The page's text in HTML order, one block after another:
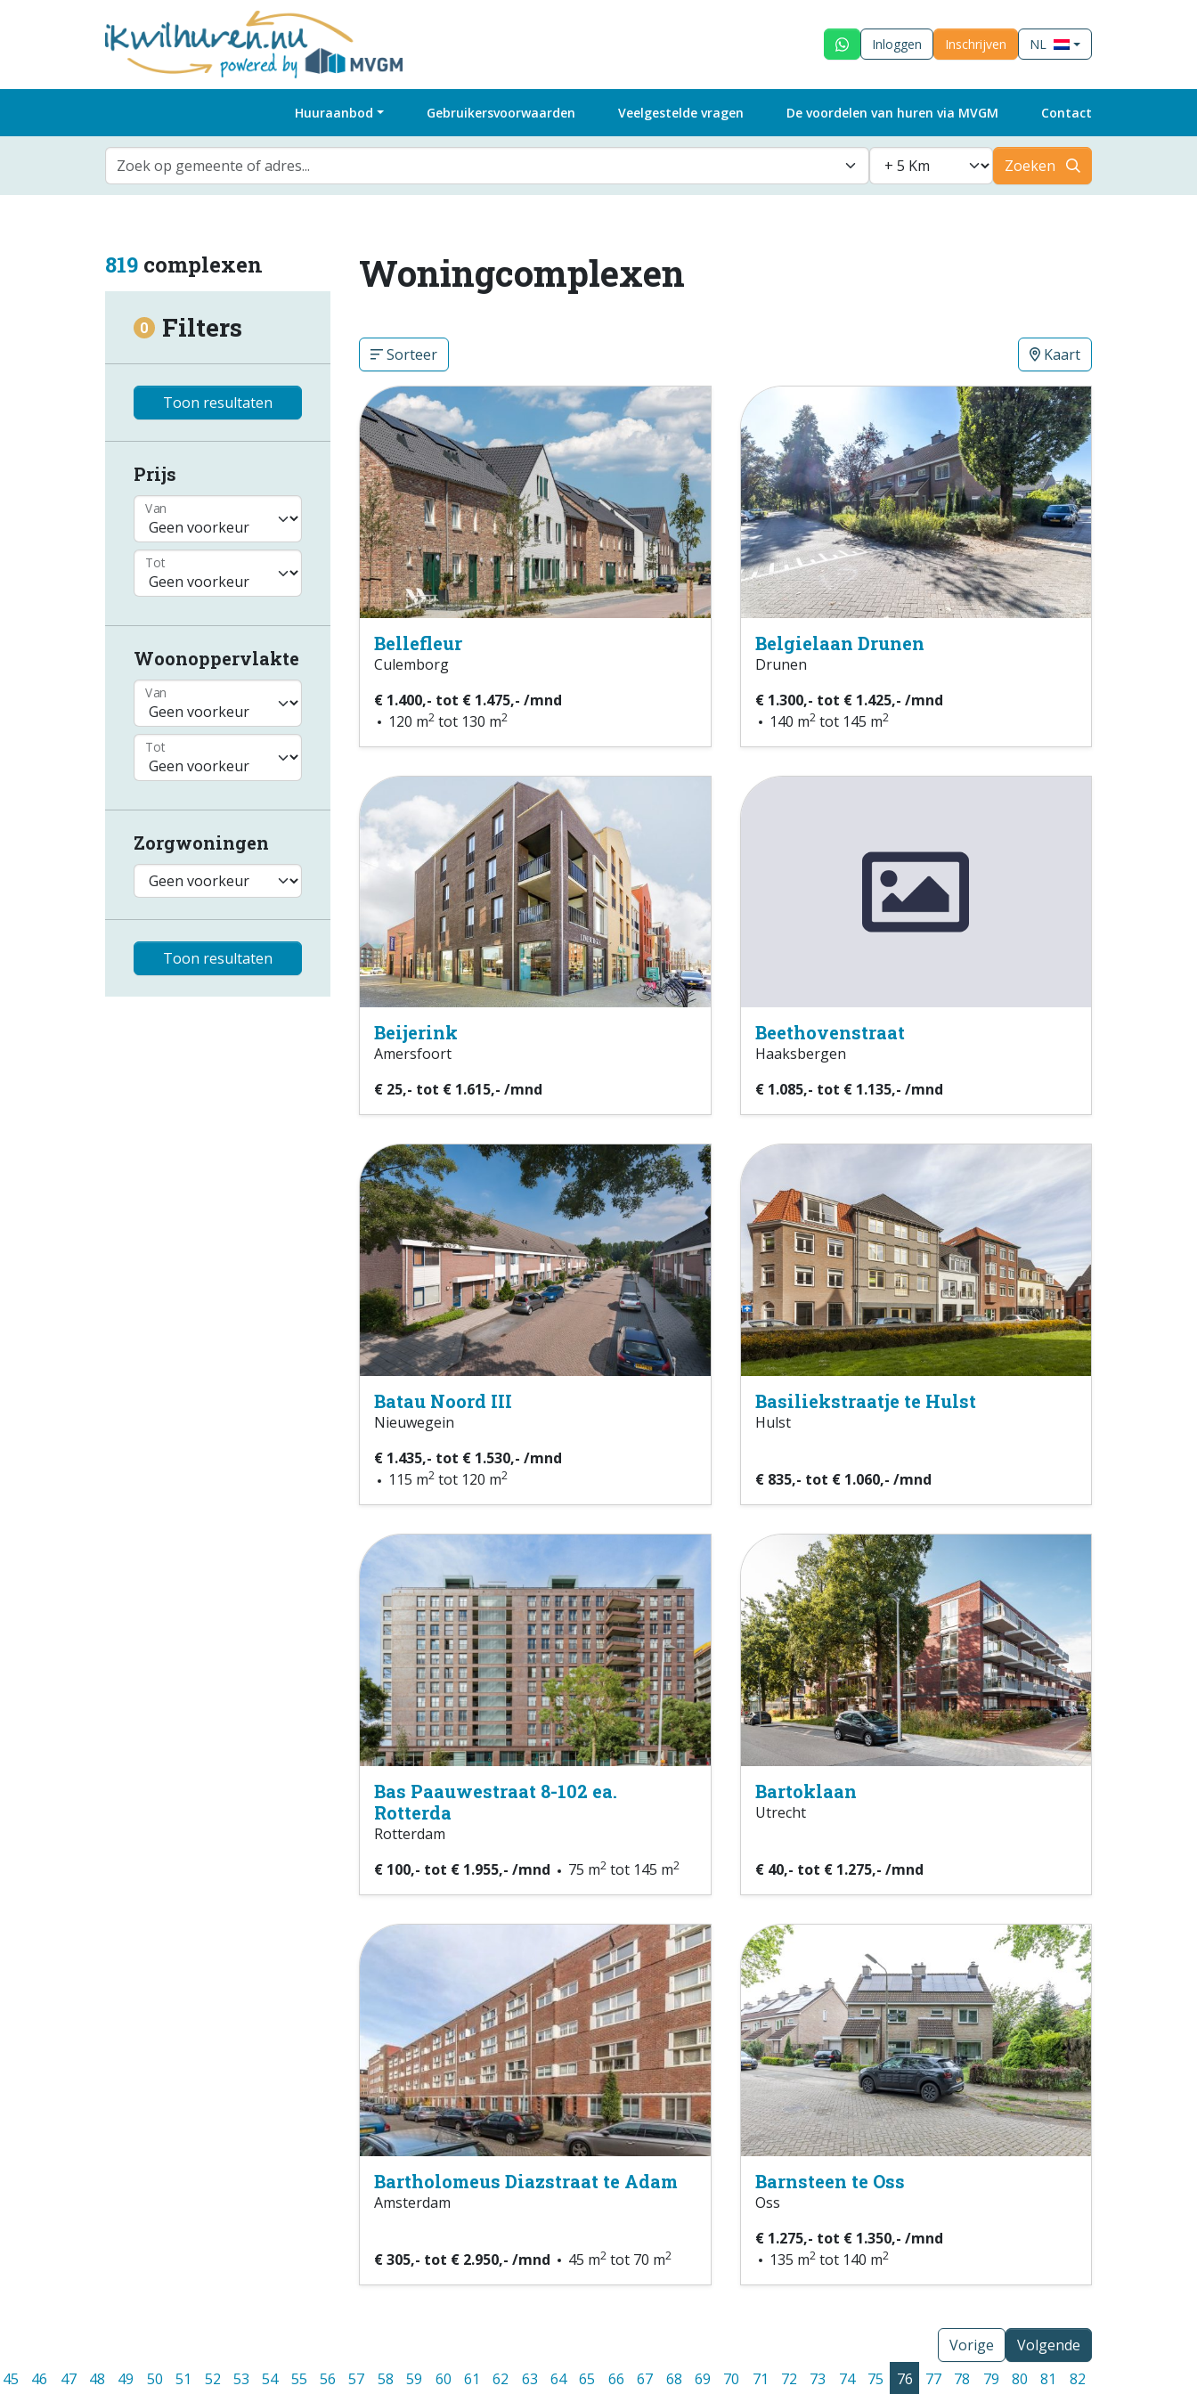
Inloggen Inschrijven NL
Huuraanbod Gebruikersvoorwaarden Veelgestelde vragen De voordelen van huren via MVGM Contact
Zoek op gemeente of adres... Zoeken
819 complexen
0 Filters
Toon resultaten
Prijs
Van
Tot
Woonoppervlakte
Van
Tot
Zorgwoningen
Toon resultaten
Woningcomplexen
Sorteer Kaart
Bellefleur
Culemborg
€ 1.400,- tot € 1.475,- /mnd
120 m2 tot 130 m2
Belgielaan Drunen
Drunen
€ 1.300,- tot € 1.425,- /mnd
140 m2tot 145 m2
Beijerink
Amersfoort
€ 25,- tot € 1.615,- /mnd
Beethovenstraat
Haaksbergen
€ 1.085,- tot € 1.135,- /mnd
Batau Noord III
Nieuwegein
€ 1.435,- tot € 1.530,- /mnd
115 m2 tot 120 m2
Basiliekstraatje te Hulst
Hulst
€ 835,- tot € 1.060,- /mnd
Bas Paauwestraat 8-102 ea.
Rotterda
Rotterdam
€ 100,- tot € 1.955,- /mnd
75 m2 tot 145 m2
Bartoklaan
Utrecht
€ 40,- tot € 1.275,- /mnd
Bartholomeus Diazstraat te Adam
Amsterdam
€ 305,- tot € 2.950,- /mnd 45 m2 tot 70 m2
Barnsteen te Oss
Oss
€ 1.275,- tot € 1.350,- /mnd
135 m2tot 140 m2
Vorige
Volgende
45
46 47 48 49 50 51 52 53 54 55 56 57 58 59 60 61 62 63 64 65 66 67 68 69 70 71 72 73 74 75 76 77 78 79 80 81 82